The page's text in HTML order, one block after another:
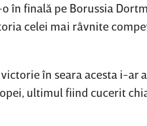
în finală pe Borussia
celei mai râvnite
în seara acesta i-ar
ultimul fiind cucerit